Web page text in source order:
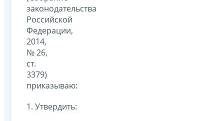
законодательства
Российской
Федерации,
2014,
№ 26,
ст.
3379)
приказываю:
1. Утвердить: